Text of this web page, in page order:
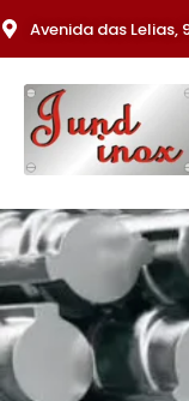
Avenida das Lelias,